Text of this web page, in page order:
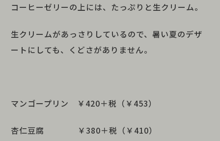
コーヒーゼリーの上には、たっぷりと生クリーム。
生クリームがあっさりしているので、暑い夏のデザ
ートにしても、くどさがありません。
マンゴープリン ￥420＋税（￥453）
杏仁豆腐 ￥380＋税（￥410）